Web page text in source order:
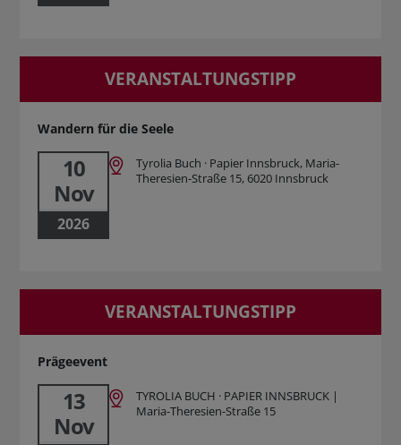
VERANSTALTUNGSTIPP
Wandern für die Seele
10
Nov
2026
Tyrolia Buch · Papier Innsbruck, Maria-
Theresien-Straße 15, 6020 Innsbruck
VERANSTALTUNGSTIPP
Prägeevent
13
Nov
TYROLIA BUCH · PAPIER INNSBRUCK |
Maria-Theresien-Straße 15